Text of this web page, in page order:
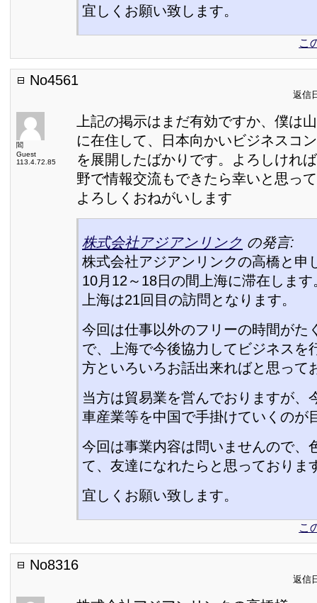
宜しくお願い致します。
こ
No4561
返信
閻
Guest
113.4.72.85
上記の掲示はまだ有効ですか、僕は
に在住して、日本向かいビジネスコ
を展開したばかりです。よろしけれ
野で情報交流もできたら幸いと思っ
よろしくおねがいします
株式会社アジアンリンク の発言:
株式会社アジアンリンクの高橋と申
10月12～18日の間上海に滞在します
上海は21回目の訪問となります。
今回は仕事以外のフリーの時間がた
で、上海で今後協力してビジネスを
方といろいろお話出来ればと思って
当方は貿易業を営んでおりますが、
車産業等を中国で手掛けていくのが
今回は事業内容は問いませんので、
て、友達になれたらと思っておりま
宜しくお願い致します。
こ
No8316
返信